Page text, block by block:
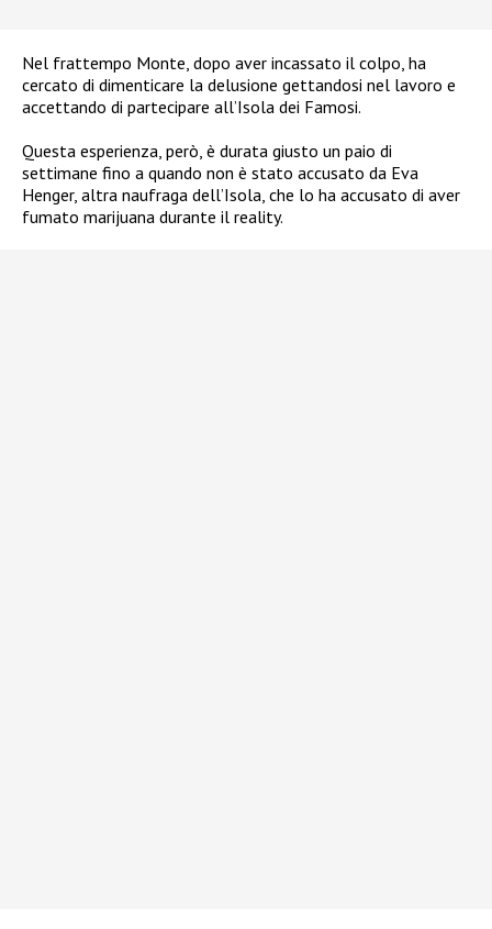
Nel frattempo Monte, dopo aver incassato il colpo, ha
cercato di dimenticare la delusione gettandosi nel lavoro e
accettando di partecipare all’Isola dei Famosi.
Questa esperienza, però, è durata giusto un paio di
settimane fino a quando non è stato accusato da Eva
Henger, altra naufraga dell’Isola, che lo ha accusato di aver
fumato marijuana durante il reality.